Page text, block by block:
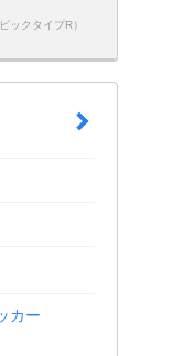
ックタイプR）
カー